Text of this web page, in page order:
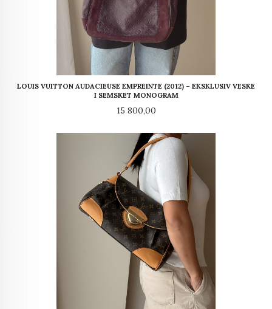
LOUIS VUITTON AUDACIEUSE EMPREINTE (2012) – EKSKLUSIV VESKE
I SEMSKET MONOGRAM
Pris
15 800,00